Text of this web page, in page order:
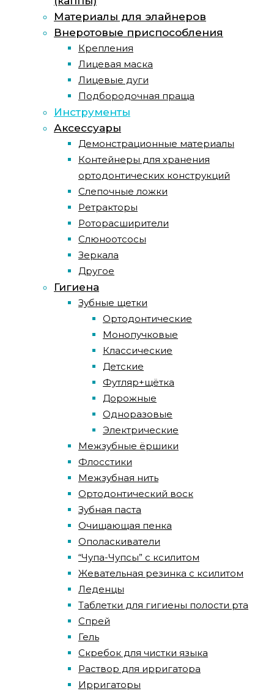
Материалы для элайнеров
Внеротовые приспособления
Крепления
Лицевая маска
Лицевые дуги
Подбородочная праща
Инструменты
Аксессуары
Демонстрационные материалы
Контейнеры для хранения
ортодонтических конструкций
Слепочные ложки
Ретракторы
Роторасширители
Слюноотсосы
Зеркала
Другое
Гигиена
Зубные щетки
Ортодонтические
Монопучковые
Классические
Детские
Футляр+щётка
Дорожные
Одноразовые
Электрические
Межзубные ёршики
Флосстики
Межзубная нить
Ортодонтический воск
Зубная паста
Очищающая пенка
Ополаскиватели
“Чупа-Чупсы” с ксилитом
Жевательная резинка с ксилитом
Леденцы
Таблетки для гигиены полости рта
Спрей
Гель
Скребок для чистки языка
Раствор для ирригатора
Ирригаторы